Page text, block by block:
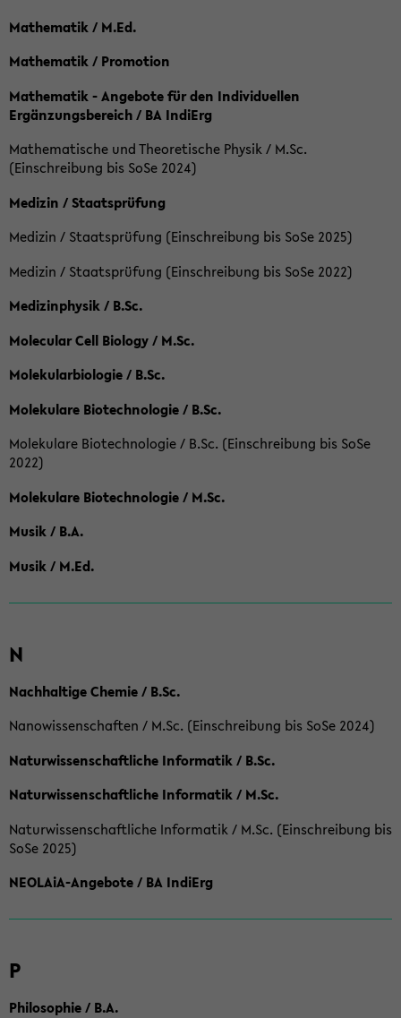
Mathematik / M.Ed.
Mathematik / Promotion
Mathematik - Angebote für den Individuellen
Ergänzungsbereich / BA IndiErg
Mathematische und Theoretische Physik / M.Sc.
(Einschreibung bis SoSe 2024)
Medizin / Staatsprüfung
Medizin / Staatsprüfung (Einschreibung bis SoSe 2025)
Medizin / Staatsprüfung (Einschreibung bis SoSe 2022)
Medizinphysik / B.Sc.
Molecular Cell Biology / M.Sc.
Molekularbiologie / B.Sc.
Molekulare Biotechnologie / B.Sc.
Molekulare Biotechnologie / B.Sc. (Einschreibung bis SoSe
2022)
Molekulare Biotechnologie / M.Sc.
Musik / B.A.
Musik / M.Ed.
N
Nachhaltige Chemie / B.Sc.
Nanowissenschaften / M.Sc. (Einschreibung bis SoSe 2024)
Naturwissenschaftliche Informatik / B.Sc.
Naturwissenschaftliche Informatik / M.Sc.
Naturwissenschaftliche Informatik / M.Sc. (Einschreibung bis
SoSe 2025)
NEOLAiA-Angebote / BA IndiErg
P
Philosophie / B.A.